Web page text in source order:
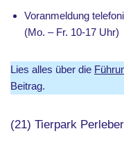
Voranmeldung
(Mo. – Fr. 10-17
Lies alles über die
Beitrag.
(21) Tierpark